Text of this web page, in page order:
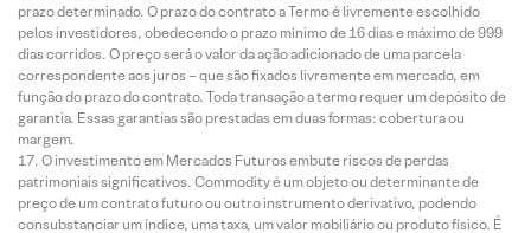
prazo determinado. O prazo do contrato a Termo é livremente escolhido
pelos investidores, obedecendo o prazo mínimo de 16 dias e máximo de 999
dias corridos. O preço será o valor da ação adicionado de uma parcela
correspondente aos juros – que são fixados livremente em mercado, em
função do prazo do contrato. Toda transação a termo requer um depósito de
garantia. Essas garantias são prestadas em duas formas: cobertura ou
margem.
O investimento em Mercados Futuros embute riscos de perdas
patrimoniais significativos. Commodity é um objeto ou determinante de
preço de um contrato futuro ou outro instrumento derivativo, podendo
consubstanciar um índice, uma taxa, um valor mobiliário ou produto físico. É